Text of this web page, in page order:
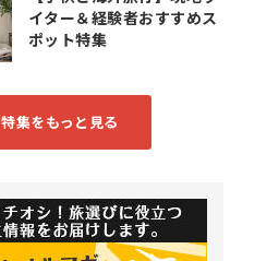
イター＆経験者おすすめス
ポット特集
特集をもっと見る